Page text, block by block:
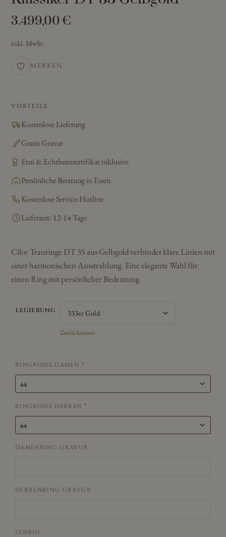
3.499,00 €
inkl. MwSt.
MERKEN
VORTEILE
Kostenlose Lieferung
Gratis Gravur
Etui & Echtheitszertifikat inklusive
Persönliche Beratung in Essen
Kostenlose Service-Hotline
Lieferzeit: 12-14 Tage
Cilor Trauringe DT 35 aus Gelbgold verbindet klare Linien mit
einer harmonischen Ausstrahlung. Eine elegante Wahl für
einen Ring mit persönlicher Bedeutung.
LEGIERUNG
Zurücksetzen
RINGRÖSSE DAMEN *
RINGRÖSSE HERREN *
DAMENRING GRAVUR
HERRENRING GRAVUR
SYMBOL